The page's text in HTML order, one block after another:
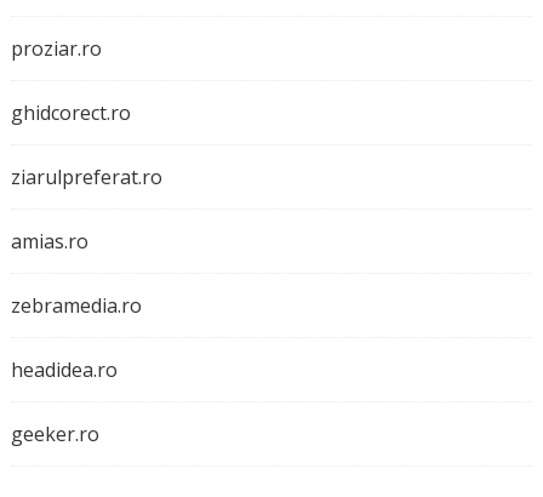
proziar.ro
ghidcorect.ro
ziarulpreferat.ro
amias.ro
zebramedia.ro
headidea.ro
geeker.ro